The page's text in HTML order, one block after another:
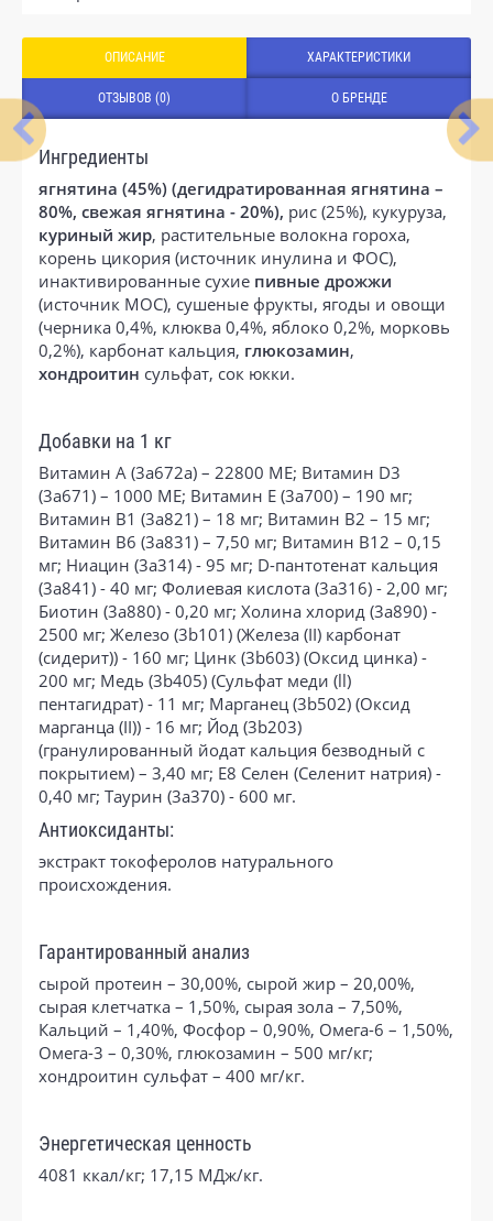
ОПИСАНИЕ ХАРАКТЕРИСТИКИ
ОТЗЫВОВ (0) О БРЕНДЕ
Ингредиенты
ягнятина (45%) (дегидратированная ягнятина –
80%, свежая ягнятина - 20%), рис (25%), кукуруза,
куриный жир, растительные волокна гороха,
корень цикория (источник инулина и ФОС),
инактивированные сухие пивные дрожжи
(источник МОС), сушеные фрукты, ягоды и овощи
(черника 0,4%, клюква 0,4%, яблоко 0,2%, морковь
0,2%), карбонат кальция, глюкозамин,
хондроитин сульфат, сок юкки.
Добавки на 1 кг
Витамин А (3a672a) – 22800 МЕ; Витамин D3
(3a671) – 1000 МЕ; Витамин Е (3а700) – 190 мг;
Витамин B1 (3a821) – 18 мг; Витамин B2 – 15 мг;
Витамин B6 (3a831) – 7,50 мг; Витамин B12 – 0,15
мг; Ниацин (3а314) - 95 мг; D-пантотенат кальция
(3a841) - 40 мг; Фолиевая кислота (3a316) - 2,00 мг;
Биотин (3a880) - 0,20 мг; Холина хлорид (3a890) -
2500 мг; Железо (3b101) (Железа (II) карбонат
(сидерит)) - 160 мг; Цинк (3b603) (Оксид цинка) -
200 мг; Медь (3b405) (Сульфат меди (ll)
пентагидрат) - 11 мг; Марганец (3b502) (Оксид
марганца (II)) - 16 мг; Йод (3b203)
(гранулированный йодат кальция безводный с
покрытием) – 3,40 мг; E8 Селен (Селенит натрия) -
0,40 мг; Таурин (3a370) - 600 мг.
Антиоксиданты:
экстракт токоферолов натурального
происхождения.
Гарантированный анализ
сырой протеин – 30,00%, сырой жир – 20,00%,
сырая клетчатка – 1,50%, сырая зола – 7,50%,
Кальций – 1,40%, Фосфор – 0,90%, Омега-6 – 1,50%,
Омега-3 – 0,30%, глюкозамин – 500 мг/кг;
хондроитин сульфат – 400 мг/кг.
Энергетическая ценность
4081 ккал/кг; 17,15 МДж/кг.